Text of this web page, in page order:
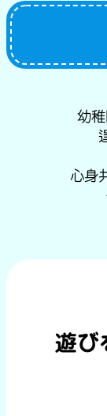
幼
心身
遊び